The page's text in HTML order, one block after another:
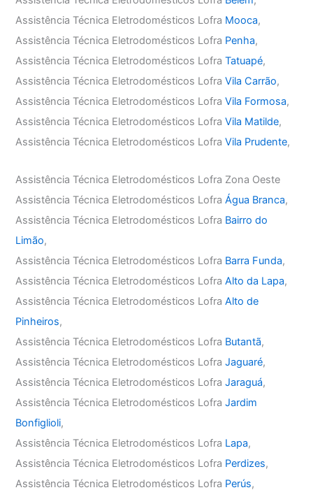
Assistência Técnica Eletrodomésticos Lofra Mooca,
Assistência Técnica Eletrodomésticos Lofra Penha,
Assistência Técnica Eletrodomésticos LofraTatuapé,
Assistência Técnica Eletrodomésticos LofraVila Carrão,
Assistência Técnica Eletrodomésticos LofraVila Formosa,
Assistência Técnica Eletrodomésticos LofraVila Matilde,
Assistência Técnica Eletrodomésticos LofraVila Prudente,
Assistência Técnica Eletrodomésticos Lofra Zona Oeste
Assistência Técnica Eletrodomésticos LofraÁgua Branca,
Assistência Técnica Eletrodomésticos Lofra Bairro do
Limão,
Assistência Técnica Eletrodomésticos Lofra Barra Funda,
Assistência Técnica Eletrodomésticos LofraAlto da Lapa,
Assistência Técnica Eletrodomésticos LofraAlto de
Pinheiros,
Assistência Técnica Eletrodomésticos Lofra Butantã,
Assistência Técnica Eletrodomésticos LofraJaguaré,
Assistência Técnica Eletrodomésticos LofraJaraguá,
Assistência Técnica Eletrodomésticos LofraJardim
Bonfiglioli,
Assistência Técnica Eletrodomésticos Lofra Lapa,
Assistência Técnica Eletrodomésticos Lofra Perdizes,
Assistência Técnica Eletrodomésticos Lofra Perús,